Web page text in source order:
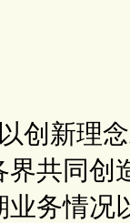
创新理
界共同创
业务情况